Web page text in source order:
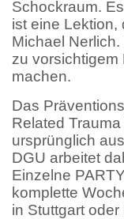
Schockraum.
ist eine Lektion,
Michael
zu
machen.
Das
Related
ursprünglich
DGU arbeitet
Einzelne
komplette
in Stuttgart oder